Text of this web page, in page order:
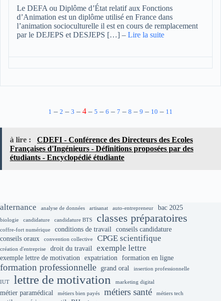
Le DEFA ou Diplôme d’État relatif aux Fonctions
d’Animation est un diplôme utilisé en France dans
l’animation socioculturelle il est en cours de remplacement
par le DEJEPS et DESJEPS […] – Lire la suite
1 – 2 – 3 – 4 – 5 – 6 – 7 – 8 – 9 – 10 – 11
à lire :
CDEFI - Conférence des Directeurs des Ecoles
Françaises d'Ingénieurs - Définitions proposées par des
étudiants - Encyclopédié étudiante
alternance analyse de données artisanat auto-entrepreneur bac 2025
biologie candidature candidature BTS classes préparatoires
coffre-fort numérique conditions de travail conseils candidature
conseils oraux
convention collective CPGE scientifique
création d'entreprise droit du travail exemple lettre
exemple lettre de motivation expatriation formation en ligne
formation professionnelle grand oral insertion professionnelle
IUT lettre de motivation marketing digital
métier paramédical métiers bien payés métiers santé métiers tech